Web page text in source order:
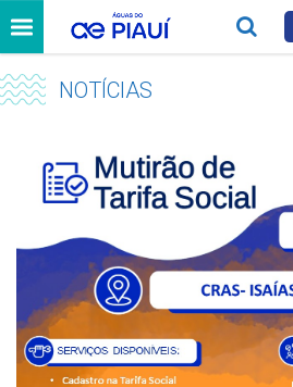
NOTÍCIAS